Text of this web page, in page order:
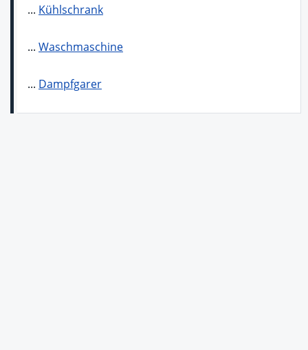
... Kühlschrank
... Waschmaschine
... Dampfgarer